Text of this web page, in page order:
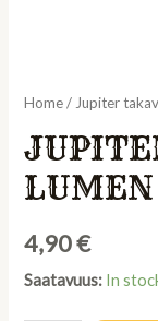
Home/ Jupiter
LUMEN
4,90€
Saatavuus: In